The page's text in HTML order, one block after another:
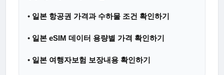
• 일본 항공권 가격과 수하물 조건 확인하기
• 일본 eSIM 데이터 용량별 가격 확인하기
• 일본 여행자보험 보장내용 확인하기